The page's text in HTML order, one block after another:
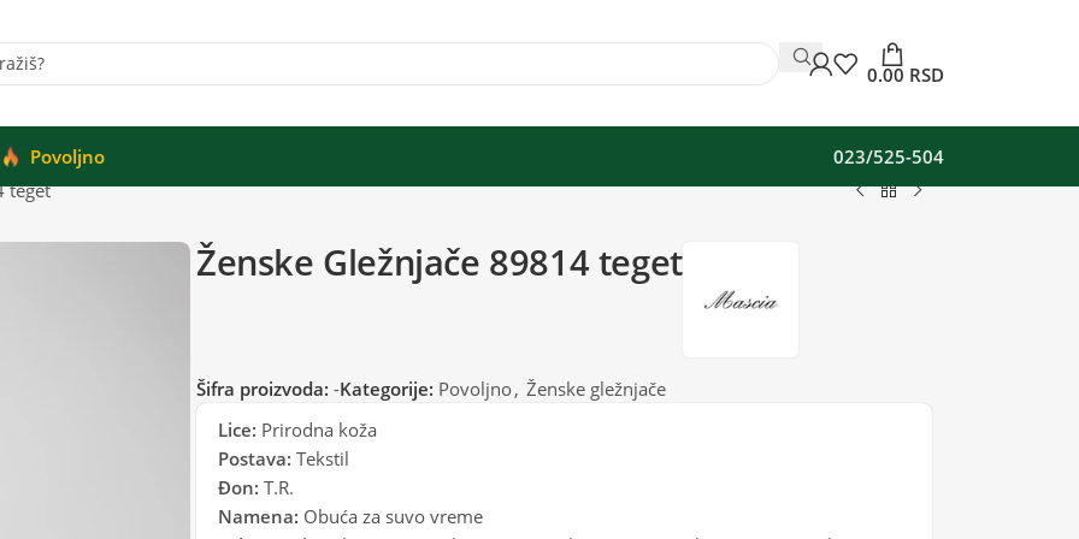
0.00 RSD
Povoljno
023/525-504
teget
Ženske Gležnjače 89814 teget
Šifra proizvoda: -Kategorije: Povoljno, Ženske gležnjače
Lice: Prirodna koža
Postava: Tekstil
Đon: T.R.
Namena: Obuća za suvo vreme